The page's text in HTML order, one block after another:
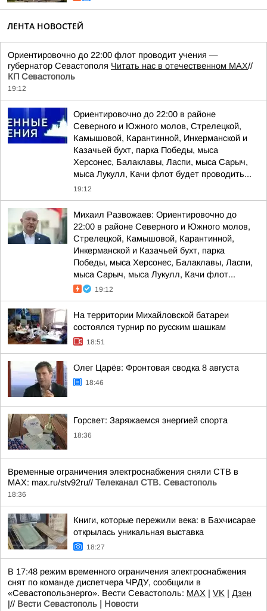
ЛЕНТА НОВОСТЕЙ
Ориентировочно до 22:00 флот проводит учения —
губернатор Севастополя Читать нас в отечественном MAX//
КП Севастополь
19:12
Ориентировочно до 22:00 в районе
Северного и Южного молов, Стрелецкой,
Камышовой, Карантинной, Инкерманской и
Казачьей бухт, парка Победы, мыса
Херсонес, Балаклавы, Ласпи, мыса Сарыч,
мыса Лукулл, Качи флот будет проводить...
19:12
Михаил Развожаев: Ориентировочно до
22:00 в районе Северного и Южного молов,
Стрелецкой, Камышовой, Карантинной,
Инкерманской и Казачьей бухт, парка
Победы, мыса Херсонес, Балаклавы, Ласпи,
мыса Сарыч, мыса Лукулл, Качи флот...
19:12
На территории Михайловской батареи
состоялся турнир по русским шашкам
18:51
Олег Царёв: Фронтовая сводка 8 августа
18:46
Горсвет: Заряжаемся энергией спорта
18:36
Временные ограничения электроснабжения сняли СТВ в
MAX: max.ru/stv92ru// Телеканал CТВ. Севастополь
18:36
Книги, которые пережили века: в Бахчисарае
открылась уникальная выставка
18:27
В 17:48 режим временного ограничения электроснабжения
снят по команде диспетчера ЧРДУ, сообщили в
«Севастопольэнерго». Вести Севастополь: MAX | VK | Дзен
|// Вести Севастополь | Новости